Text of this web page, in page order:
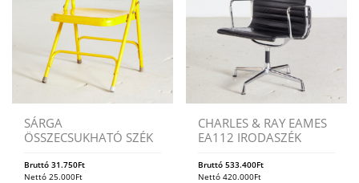
SÁRGA
ÖSSZECSUKHATÓ SZÉK
Bruttó 31.750Ft
Nettó 25.000Ft
CHARLES & RAY EAMES
EA112 IRODASZÉK
Bruttó533.400Ft
Nettó420.000Ft